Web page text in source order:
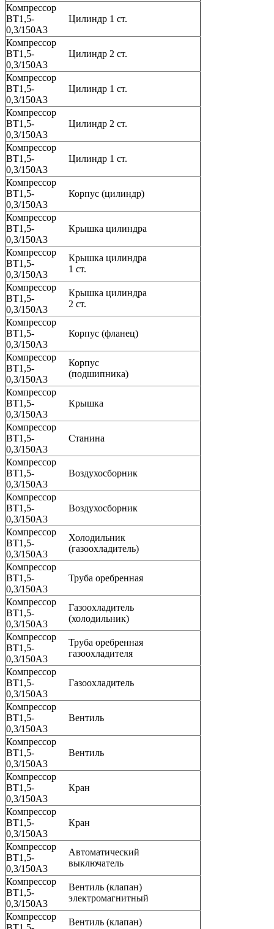
Компрессор
ВТ1,5-
0,3/150А3
Цилиндр 1 ст.
Компрессор
ВТ1,5-
0,3/150А3
Цилиндр 2 ст.
Компрессор
ВТ1,5-
0,3/150А3
Цилиндр 1 ст.
Компрессор
ВТ1,5-
0,3/150А3
Цилиндр 2 ст.
Компрессор
ВТ1,5-
0,3/150А3
Цилиндр 1 ст.
Компрессор
ВТ1,5-
0,3/150А3
Корпус (цилиндр)
Компрессор
ВТ1,5-
0,3/150А3
Крышка цилиндра
Компрессор
ВТ1,5-
0,3/150А3
Крышка цилиндра
1 ст.
Компрессор
ВТ1,5-
0,3/150А3
Крышка цилиндра
2 ст.
Компрессор
ВТ1,5-
0,3/150А3
Корпус (фланец)
Компрессор
ВТ1,5-
0,3/150А3
Корпус
(подшипника)
Компрессор
ВТ1,5-
0,3/150А3
Крышка
Компрессор
ВТ1,5-
0,3/150А3
Станина
Компрессор
ВТ1,5-
0,3/150А3
Воздухосборник
Компрессор
ВТ1,5-
0,3/150А3
Воздухосборник
Компрессор
ВТ1,5-
0,3/150А3
Холодильник
(газоохладитель)
Компрессор
ВТ1,5-
0,3/150А3
Труба оребренная
Компрессор
ВТ1,5-
0,3/150А3
Газоохладитель
(холодильник)
Компрессор
ВТ1,5-
0,3/150А3
Труба оребренная
газоохладителя
Компрессор
ВТ1,5-
0,3/150А3
Газоохладитель
Компрессор
ВТ1,5-
0,3/150А3
Вентиль
Компрессор
ВТ1,5-
0,3/150А3
Вентиль
Компрессор
ВТ1,5-
0,3/150А3
Кран
Компрессор
ВТ1,5-
0,3/150А3
Кран
Компрессор
ВТ1,5-
0,3/150А3
Автоматический
выключатель
Компрессор
ВТ1,5-
0,3/150А3
Вентиль (клапан)
электромагнитный
Компрессор
Вентиль (клапан)